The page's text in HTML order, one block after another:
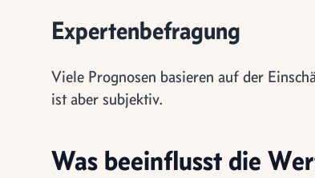
Expertenbefragung
Viele Prognosen basieren auf der
ist aber subjektiv.
Was beeinflusst die